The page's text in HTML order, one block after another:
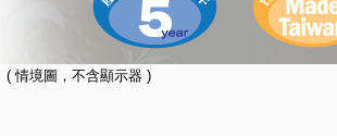
( 情境圖，不含顯示器 )